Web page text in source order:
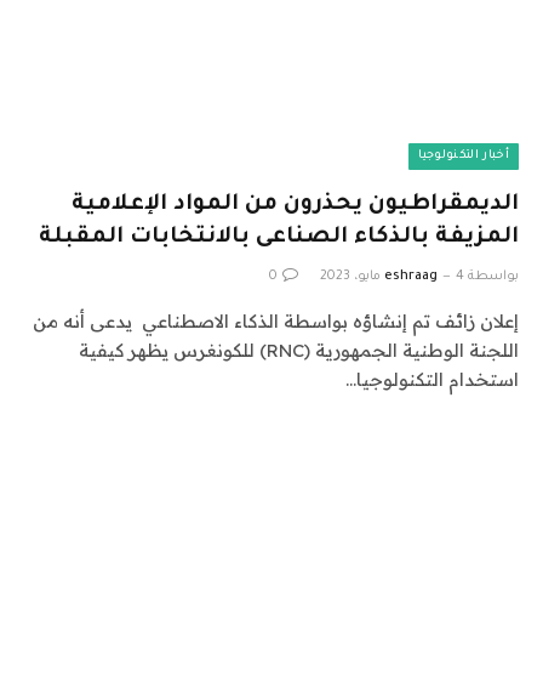
أخبار التكنولوجيا
الديمقراطيون يحذرون من المواد الإعلامية
المزيفة بالذكاء الصناعى بالانتخابات المقبلة
بواسطة eshraag 4 مايو، 2023 0
إعلان زائف تم إنشاؤه بواسطة الذكاء الاصطناعي يدعى أنه من
اللجنة الوطنية الجمهورية (RNC) للكونغرس يظهر كيفية
استخدام التكنولوجيا…